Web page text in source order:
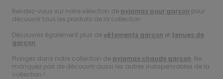
Rendez-vous sur notre sélection de pyjamas pour garçon pour
découvrir tous les produits de la collection.
Découvrez également plus devêtements garçon et tenues de
garçon.
Plongez dans notre collection de pyjamas chauds garçon. Ne
manquez pas de découvrir aussi les autres indispensables de la
collection !